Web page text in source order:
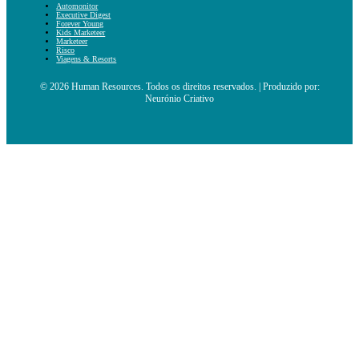
Automonitor
Executive Digest
Forever Young
Kids Marketeer
Marketeer
Risco
Viagens & Resorts
© 2026 Human Resources. Todos os direitos reservados. | Produzido por:
Neurónio Criativo